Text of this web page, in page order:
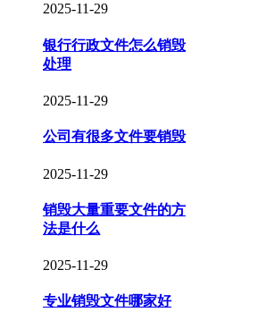
2025-11-29
银行行政文件怎么销毁
处理
2025-11-29
公司有很多文件要销毁
2025-11-29
销毁大量重要文件的方
法是什么
2025-11-29
专业销毁文件哪家好